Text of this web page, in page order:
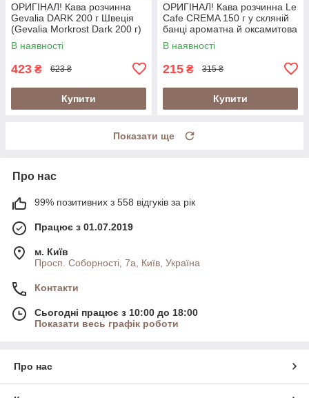
ОРИГІНАЛ! Кава розчинна
Gevalia DARK 200 г Швеція
(Gevalia Morkrost Dark 200 г)
В наявності
423 ₴ 623 ₴
Купити
ОРИГІНАЛ! Кава розчинна Le
Cafe CREMA 150 г у скляній
банці ароматна й оксамитова
В наявності
215 ₴ 315 ₴
Купити
Показати ще
Про нас
99% позитивних з 558 відгуків за рік
Працює з 01.07.2019
м. Київ
Просп. Соборності, 7а, Київ, Україна
Контакти
Сьогодні працює з 10:00 до 18:00
Показати весь графік роботи
Про нас